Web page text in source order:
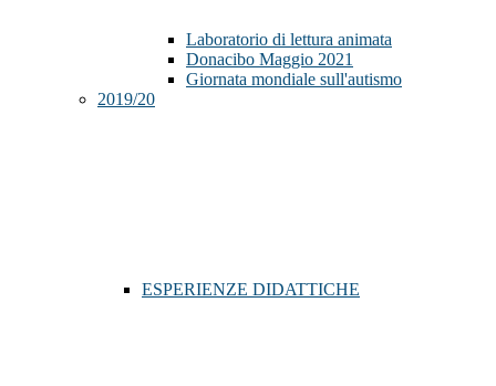
Laboratorio di lettura animata
Donacibo Maggio 2021
Giornata mondiale sull'autismo
2019/20
ESPERIENZE DIDATTICHE